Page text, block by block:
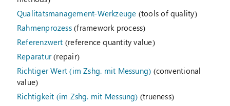
Qualitätsmanagement-Werkzeuge (tools of quality)
Rahmenprozess(framework process)
Referenzwert (reference quantity value)
Reparatur(repair)
Richtiger Wert (im Zshg. mit Messung) (conventional
value)
Richtigkeit (im Zshg. mit Messung) (trueness)